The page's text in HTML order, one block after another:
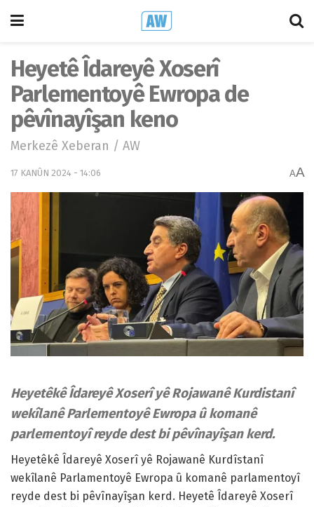
Heyetê Îdareyê Xoserî
Parlementoyê Ewropa de
pêvînayîşan keno
Merkezê Xeberan / AW
17 KANÛN 2024 - 14:06 AA
Heyetêkê Îdareyê Xoserî yê Rojawanê Kurdistanî
wekîlanê Parlementoyê Ewropa û komanê
parlementoyî reyde dest bi pêvînayîşan kerd.
Heyetêkê Îdareyê Xoserî yê Rojawanê Kurdîstanî
wekîlanê Parlamentoyê Ewropa û komanê parlamentoyî
reyde dest bi pêvînayîşan kerd. Heyetê Îdareyê Xoserî